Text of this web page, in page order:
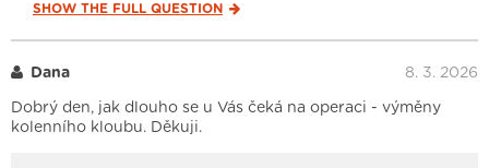
SHOW THE FULL QUESTION
Dana 8. 3. 2026
Dobrý den, jak dlouho se u Vás čeká na operaci - výměny
kolenního kloubu. Děkuji.